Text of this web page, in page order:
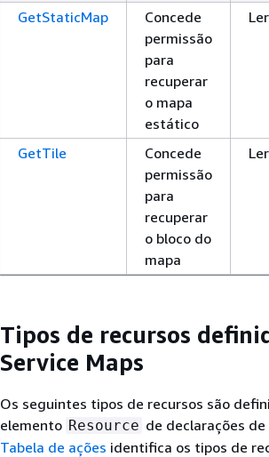
GetStaticMap
Concede
permissão
para
recuperar
o mapa
estático
Ler
GetTile
Concede
permissão
para
recuperar
o bloco do
mapa
Ler
Tipos de recursos
Service Maps
Os seguintes tipos de recursos são
elemento Resource de declarações
Tabela de ações identifica os tipos de